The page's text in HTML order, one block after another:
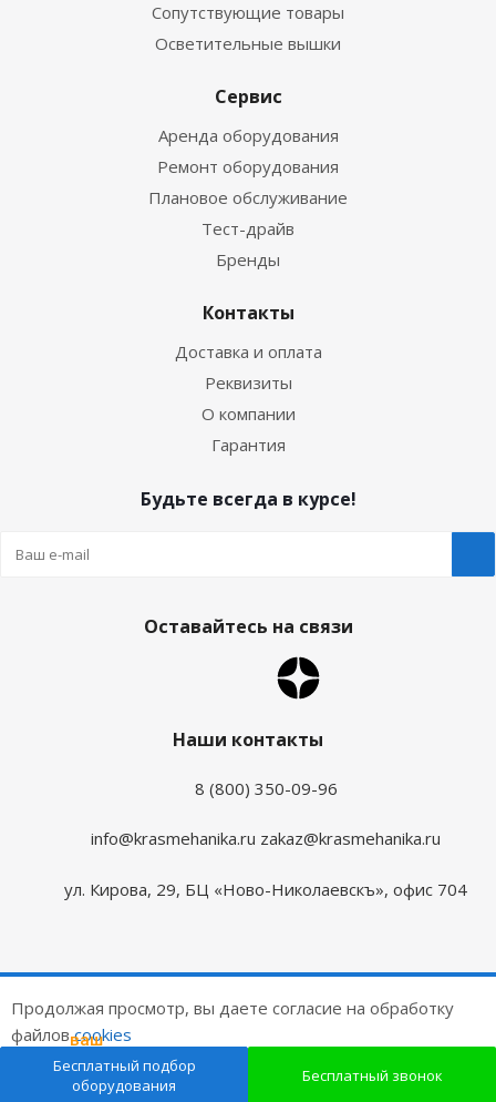
Сопутствующие товары
Осветительные вышки
Сервис
Аренда оборудования
Ремонт оборудования
Плановое обслуживание
Тест-драйв
Бренды
Контакты
Доставка и оплата
Реквизиты
О компании
Гарантия
Будьте всегда в курсе!
Оставайтесь на связи
Наши контакты
8 (800) 350-09-96
info@krasmehanika.ru zakaz@krasmehanika.ru
ул. Кирова, 29, БЦ «Ново-Николаевскъ», офис 704
2026 © Красмеханика
Цены на сайте не являются публичной офертой
Бесплатный подбор
оборудования
Бесплатный звонок
ваш
подарок
Продолжая просмотр, вы даете согласие на обработку
файловcookies
ОК